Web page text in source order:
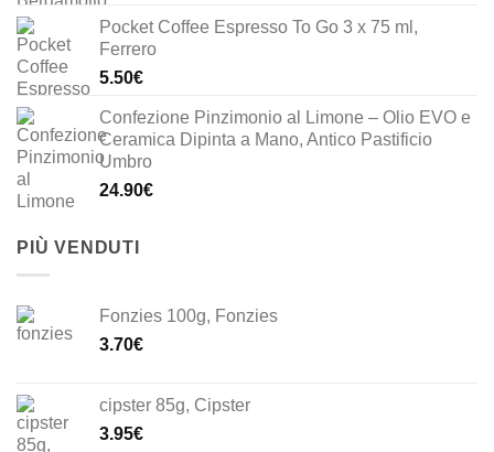
Pocket Coffee Espresso To Go 3 x 75 ml,
Ferrero
5.50€
Confezione Pinzimonio al Limone – Olio EVO e
Ceramica Dipinta a Mano, Antico Pastificio
Umbro
24.90€
PIÙ VENDUTI
Fonzies 100g, Fonzies
3.70€
cipster 85g, Cipster
3.95€